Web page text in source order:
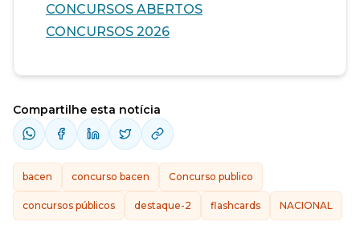
CONCURSOS ABERTOS
CONCURSOS 2026
Compartilhe esta notícia
bacen concurso bacen Concurso publico
concursos públicos destaque-2 flashcards NACIONAL